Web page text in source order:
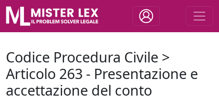
Codice Procedura Civile >
Articolo 263 - Presentazione e
accettazione del conto